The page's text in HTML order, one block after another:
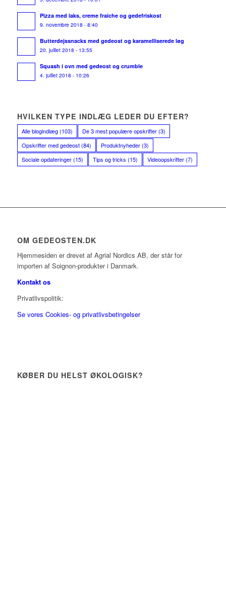
Pizza med laks, creme fraiche og gedefriskost
9. novembre 2018 - 8:40
Butterdejssnacks med gedeost og karamelliserede løg
20. juillet 2018 - 13:55
Squash i ovn med gedeost og crumble
4. juillet 2018 - 10:26
HVILKEN TYPE INDLÆG LEDER DU EFTER?
Alle blogindlæg(103) De 3 mest populære opskrifter(3)
Opskrifter med gedeost(84) Produktnyheder(3)
Sociale opdateringer(15) Tips og tricks (15) Videoopskrifter(7)
OM GEDEOSTEN.DK
Hjemmesiden er drevet af Agrial Nordics AB, der står for
importen af Soignon-produkter i Danmark.
Kontakt os
Privatlivspolitik:
Se vores Cookies- og privatlivsbetingelser
KØBER DU HELST ØKOLOGISK?